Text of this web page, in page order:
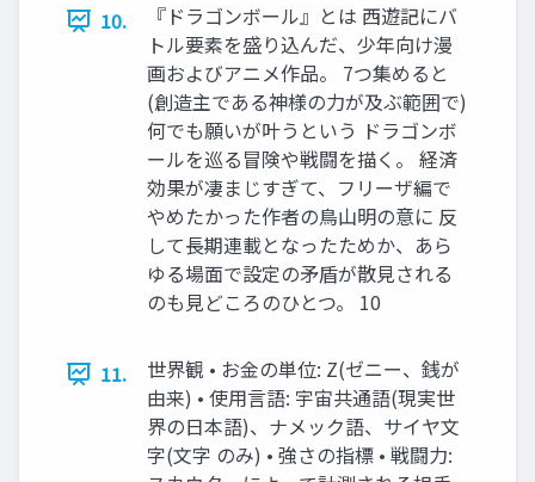
10.
『ドラゴンボール』とは 西遊記にバ
トル要素を盛り込んだ、少年向け漫
画およびアニメ作品。 7つ集めると
(創造主である神様の力が及ぶ範囲で)
何でも願いが叶うという ドラゴンボ
ールを巡る冒険や戦闘を描く。 経済
効果が凄まじすぎて、フリーザ編で
やめたかった作者の鳥山明の意に 反
して長期連載となったためか、あら
ゆる場面で設定の矛盾が散見される
のも見どころのひとつ。 10
11.
世界観 • お金の単位: Z(ゼニー、銭が
由来) • 使用言語: 宇宙共通語(現実世
界の日本語)、ナメック語、サイヤ文
字(文字 のみ) • 強さの指標 • 戦闘力: